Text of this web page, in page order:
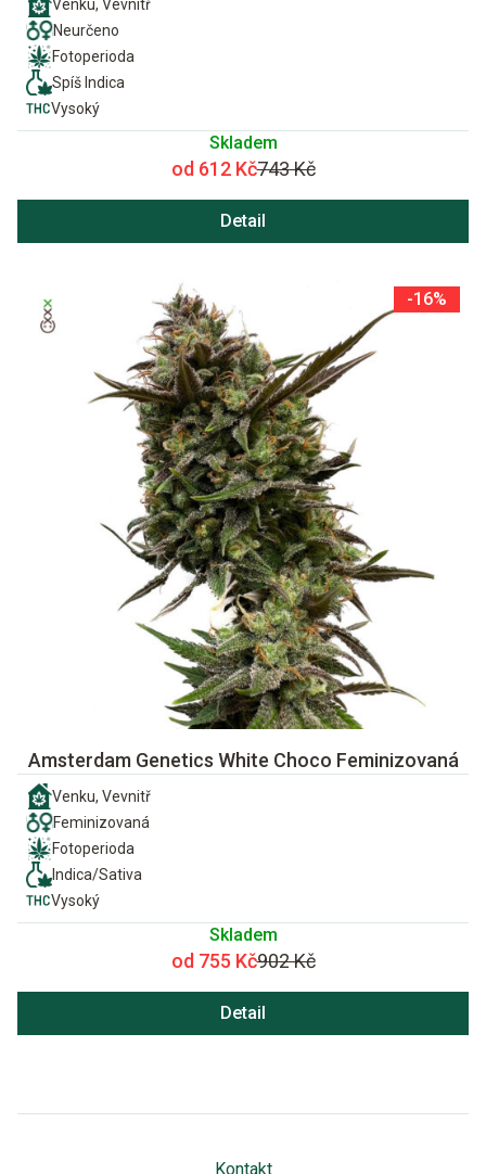
Venku, Vevnitř
Neurčeno
Fotoperioda
Spíš Indica
Vysoký
Skladem
od 612 Kč743 Kč
Detail
-16%
Amsterdam Genetics White Choco Feminizovaná
Venku, Vevnitř
Feminizovaná
Fotoperioda
Indica/Sativa
Vysoký
Skladem
od 755 Kč902 Kč
Detail
Kontakt